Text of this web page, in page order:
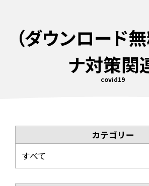
（ダウンロード
ナ対策関
covid19
カテゴリー
すべて